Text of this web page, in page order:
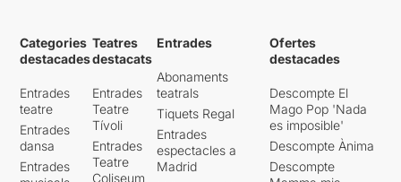
Categories
destacades
Entrades
teatre
Entrades
dansa
Entrades
Teatres
destacats
Entrades
Teatre
Tívoli
Entrades
Teatre
Coliseum
Entrades
Abonaments
teatrals
Tiquets Regal
Entrades
espectacles a
Madrid
Ofertes
destacades
Descompte El
Mago Pop 'Nada
es imposible'
Descompte Ànima
Descompte